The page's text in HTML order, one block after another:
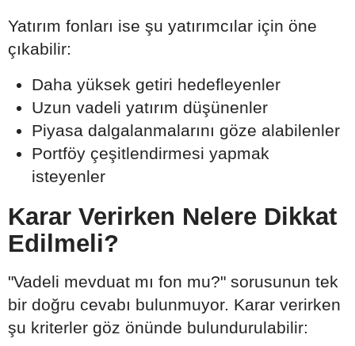
Yatırım fonları ise şu yatırımcılar için öne
çıkabilir:
Daha yüksek getiri hedefleyenler
Uzun vadeli yatırım düşünenler
Piyasa dalgalanmalarını göze alabilenler
Portföy çeşitlendirmesi yapmak
isteyenler
Karar Verirken Nelere Dikkat
Edilmeli?
"Vadeli mevduat mı fon mu?" sorusunun tek
bir doğru cevabı bulunmuyor. Karar verirken
şu kriterler göz önünde bulundurulabilir: